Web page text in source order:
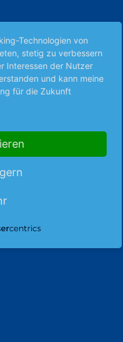
Technologien von
stetig zu verbessern
Interessen der Nutzer
und kann meine
für die Zukunft